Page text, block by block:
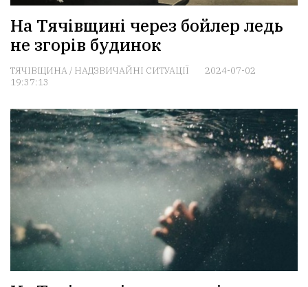
На Тячівщині через бойлер ледь
не згорів будинок
ТЯЧІВЩИНА/ НАДЗВИЧАЙНІ СИТУАЦІЇ
2024-07-02
19:37:13